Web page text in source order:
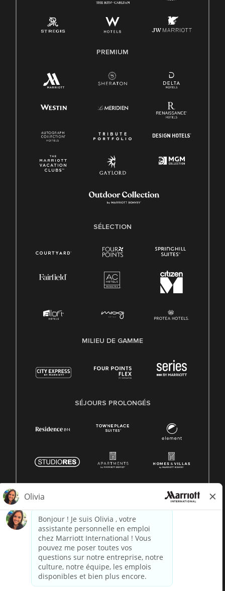
PREMIUM
SÉLECTION
MILIEU DE GAMME
SÉJOURS PROLONGÉS